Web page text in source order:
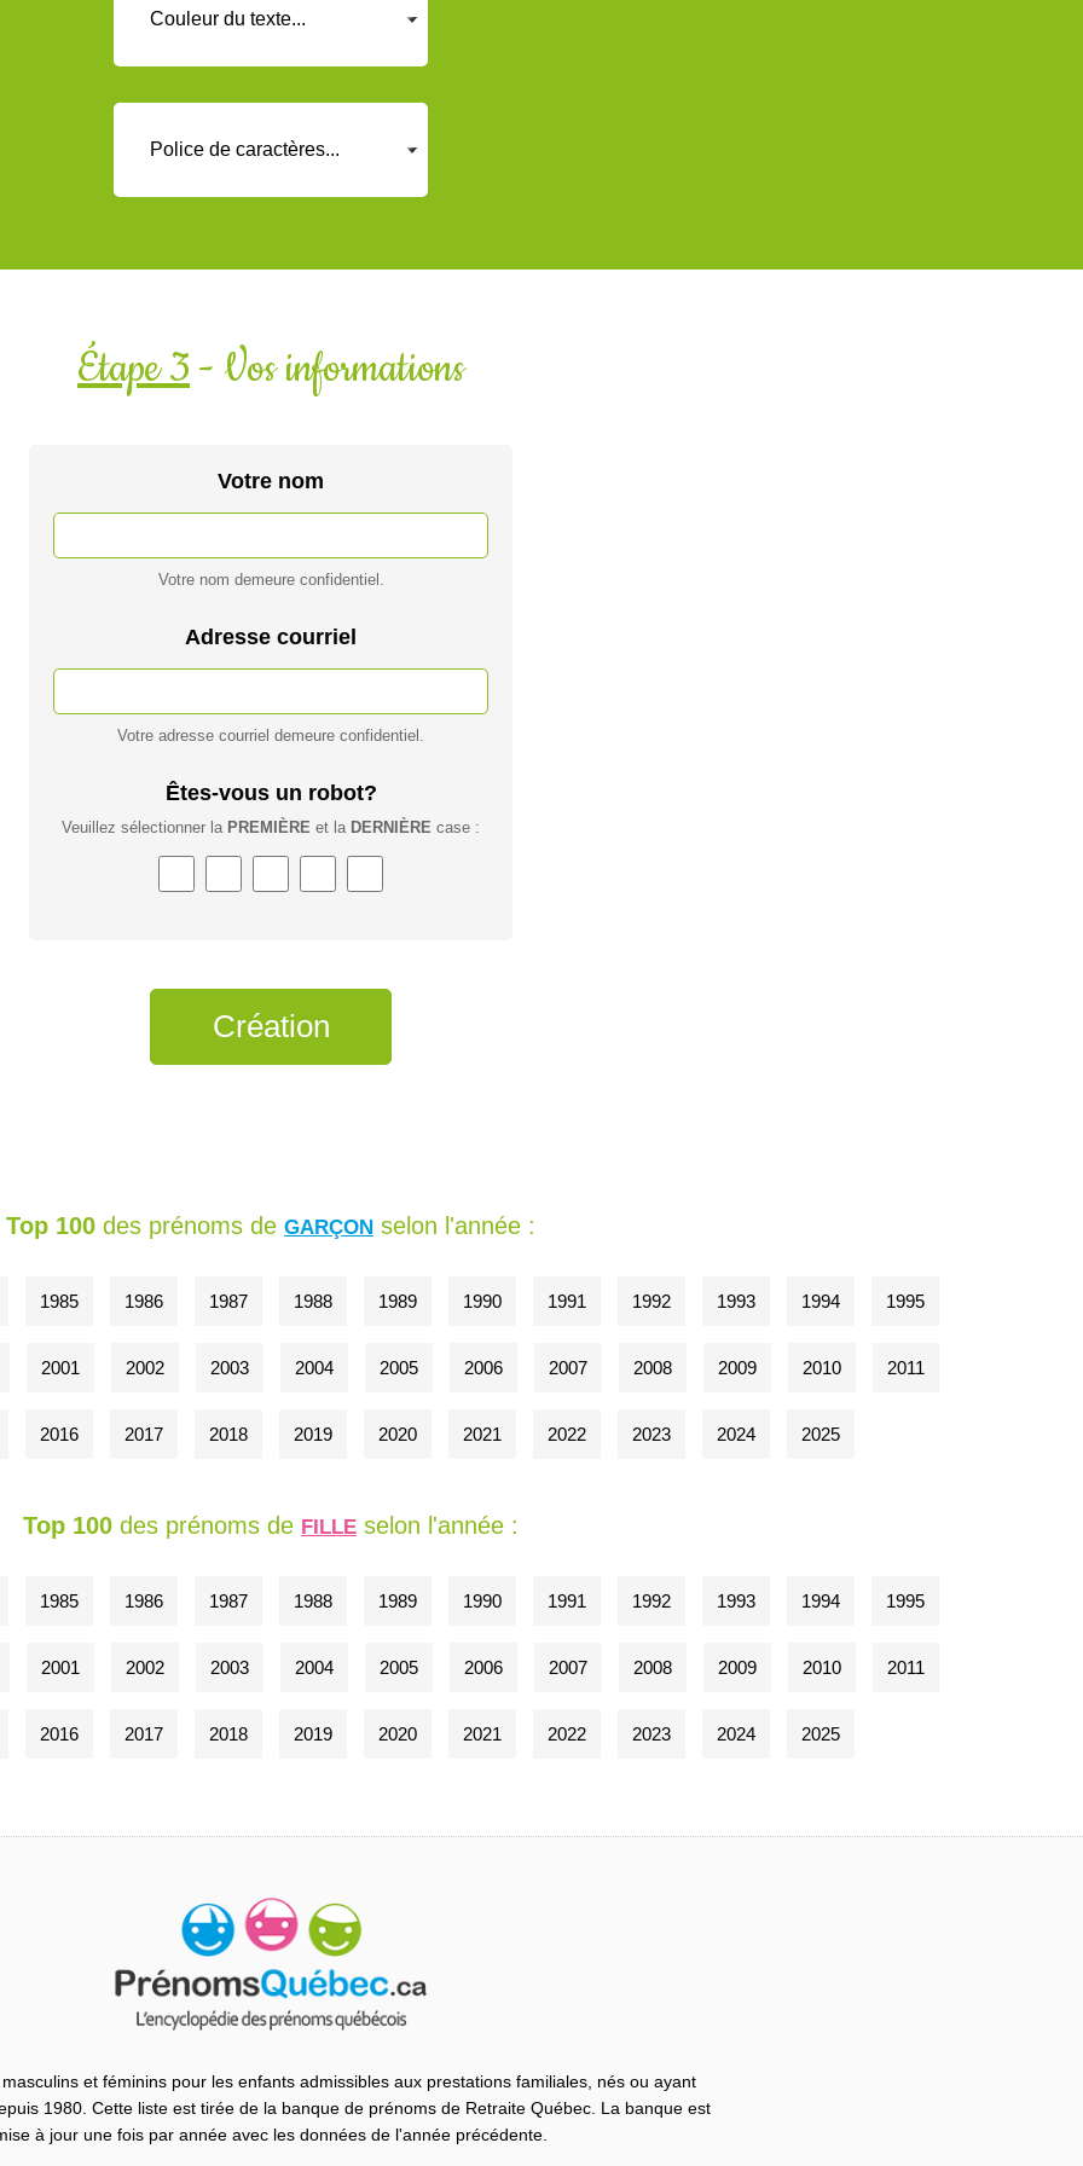
Étape 3- Vos informations
Votre nom
Votre nom demeure confidentiel.
Adresse courriel
Votre adresse courriel demeure confidentiel.
Êtes-vous un robot?
Veuillez sélectionner la PREMIÈRE et la DERNIÈRE case :
Top 100 des prénoms de GARÇON selon l'année :
1985 1986 1987 1988 1989 1990 1991 1992 1993 1994 1995
2001 2002 2003 2004 2005 2006 2007 2008 2009 2010 2011
2016 2017 2018 2019 2020 2021 2022 2023 2024 2025
Top 100 des prénoms de FILLE selon l'année :
1985 1986 1987 1988 1989 1990 1991 1992 1993 1994 1995
2001 2002 2003 2004 2005 2006 2007 2008 2009 2010 2011
2016 2017 2018 2019 2020 2021 2022 2023 2024 2025
et féminins pour les enfants admissibles aux prestations familiales, nés ou ayant
1980. Cette liste est tirée de la banque de prénoms de Retraite Québec. La banque est
à jour une fois par année avec les données de l'année précédente.